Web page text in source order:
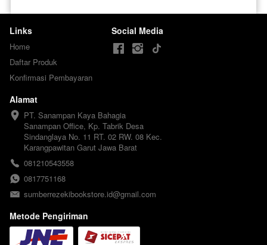
Links
Home
Daftar Produk
Konfirmasi Pembayaran
Social Media
Alamat
PT. Sanampan Kaya Bahagia
Sanampan Office, Kp. Tabrik Desa
Sindanglaya No. 11 RT. 02 RW. 08 Kec.
Karangpawitan Garut Jawa Barat
081210543558
0817751168
sumberrezekibookstore.id@gmail.com
Metode Pengiriman